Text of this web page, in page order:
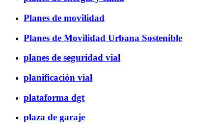
Planes de movilidad
Planes de Movilidad Urbana Sostenible
planes de seguridad vial
planificación vial
plataforma dgt
plaza de garaje